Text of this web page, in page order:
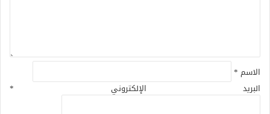
الاسم *
البريد الإلكتروني *